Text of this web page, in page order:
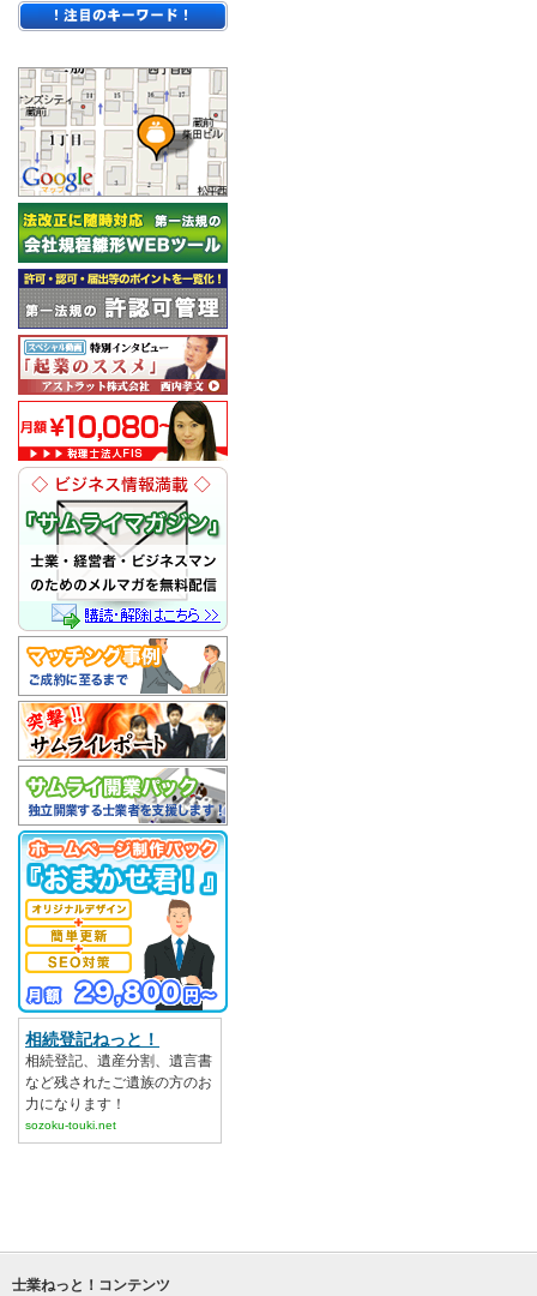
相続登記ねっと！
相続登記、遺産分割、遺言書
など残されたご遺族の方のお
力になります！
sozoku-touki.net
士業ねっと！コンテンツ